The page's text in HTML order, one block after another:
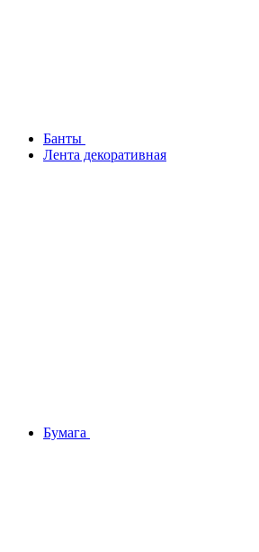
Банты
Лента декоративная
Бумага